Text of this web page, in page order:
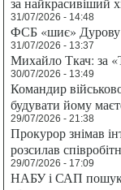
31/07/2026 - 14:48
ФСБ «шиє» Дурову
31/07/2026 - 13:37
Михайло Ткач: за
30/07/2026 - 13:49
Командир
будувати йому
29/07/2026 - 21:38
Прокурор знімав
розсилав
29/07/2026 - 17:09
НАБУ і САП